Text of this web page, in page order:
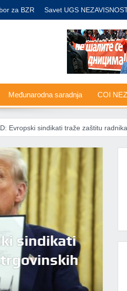
za BZR Savet UGS
Međunarodna saradnja COI
traže zaštitu radnika od
sindikati